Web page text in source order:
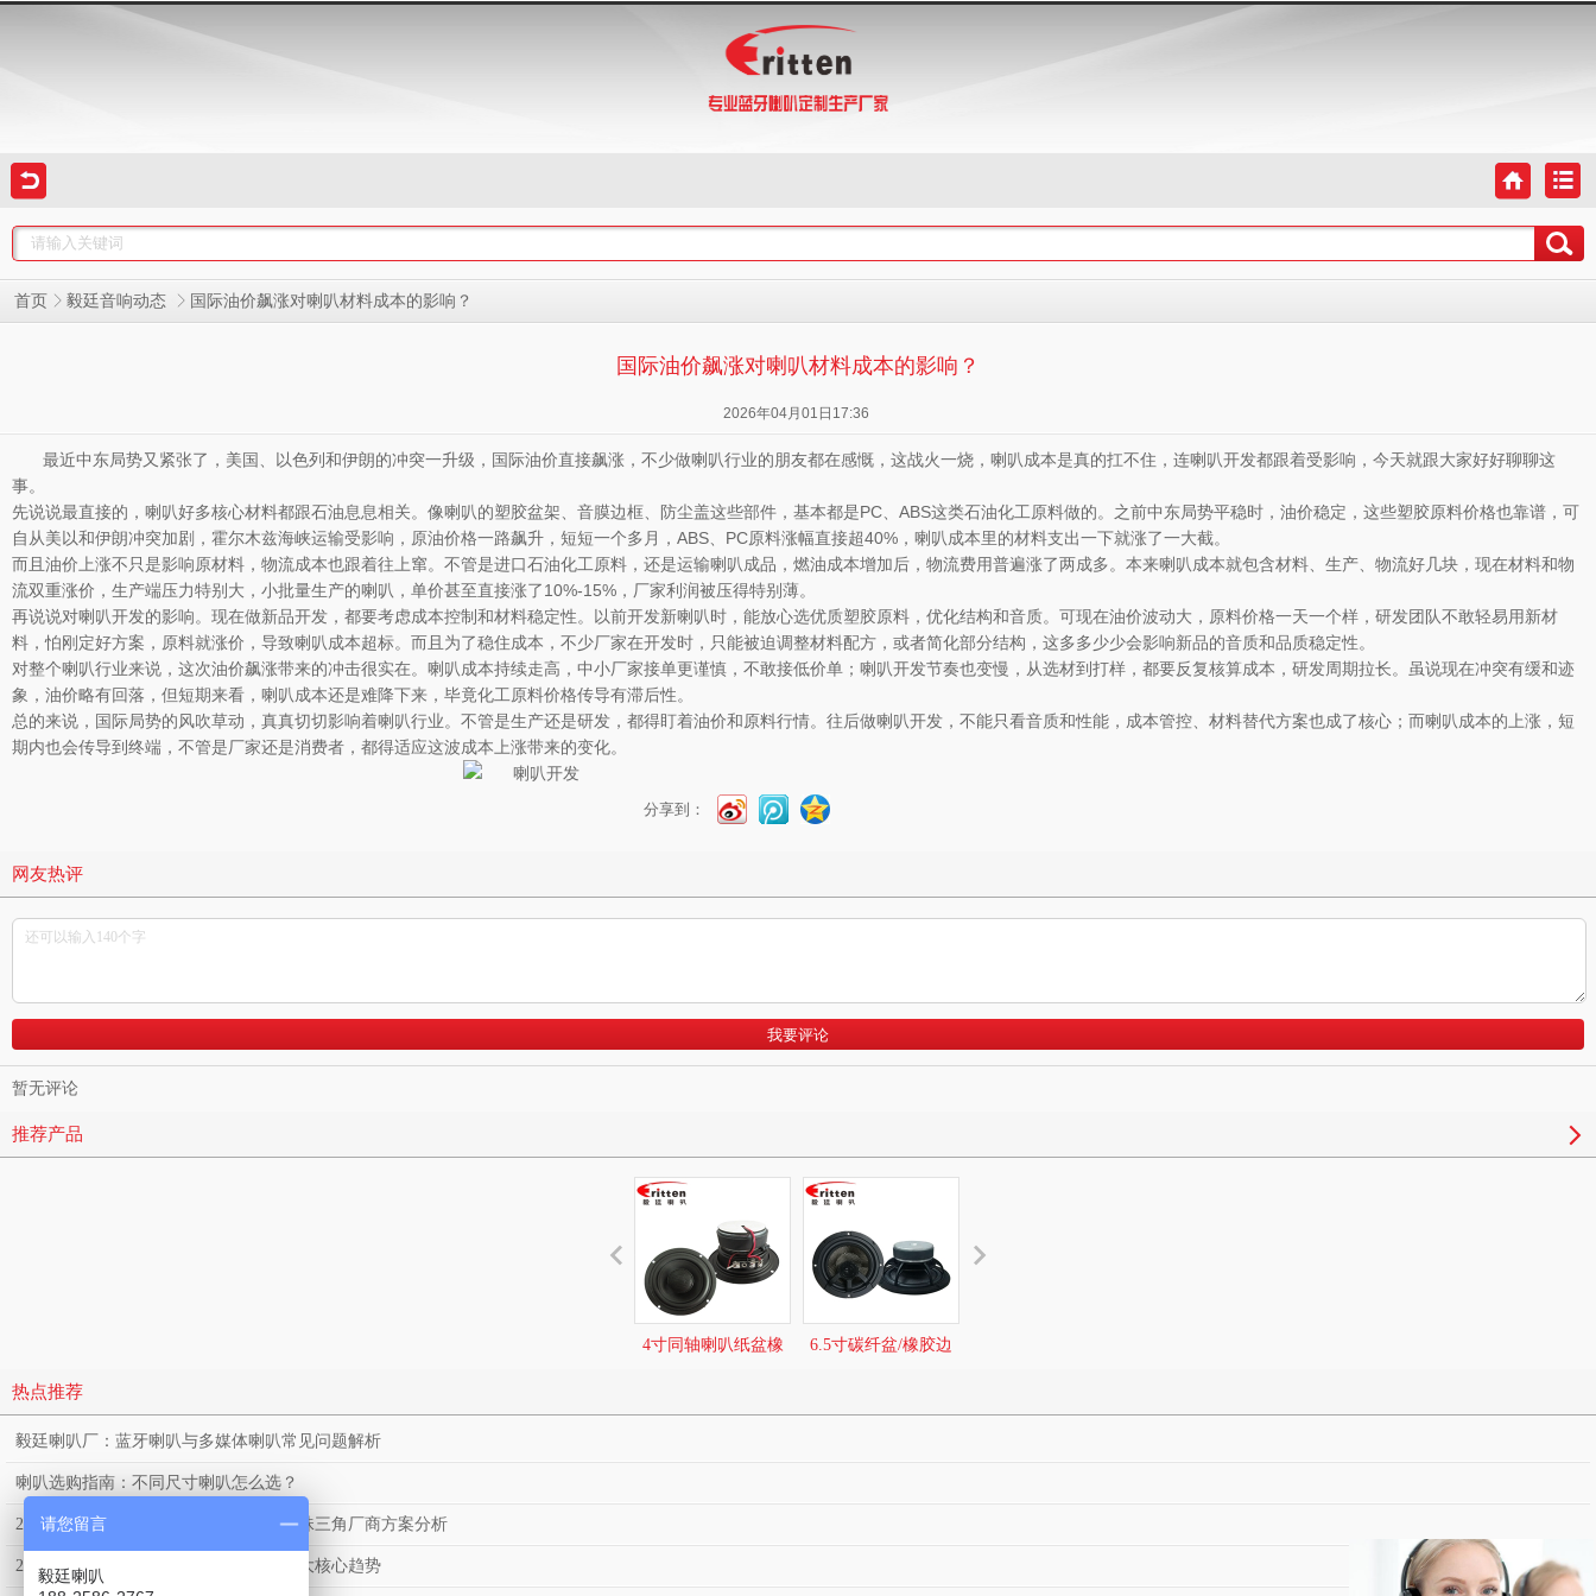
首页 毅廷音响动态 国际油价飙涨对喇叭材料成本的影响？
国际油价飙涨对喇叭材料成本的影响？
2026年04月01日17:36
最近中东局势又紧张了，美国、以色列和伊朗的冲突一升级，国际油价直接飙涨，不少做喇叭行业的朋友都在感慨，这战火一烧，喇叭成本是真的扛不住，连喇叭开发都跟着受影响，今天就跟大家好好聊聊这
事。
先说说最直接的，喇叭好多核心材料都跟石油息息相关。像喇叭的塑胶盆架、音膜边框、防尘盖这些部件，基本都是PC、ABS这类石油化工原料做的。之前中东局势平稳时，油价稳定，这些塑胶原料价格也靠谱，可
自从美以和伊朗冲突加剧，霍尔木兹海峡运输受影响，原油价格一路飙升，短短一个多月，ABS、PC原料涨幅直接超40%，喇叭成本里的材料支出一下就涨了一大截。
而且油价上涨不只是影响原材料，物流成本也跟着往上窜。不管是进口石油化工原料，还是运输喇叭成品，燃油成本增加后，物流费用普遍涨了两成多。本来喇叭成本就包含材料、生产、物流好几块，现在材料和物
流双重涨价，生产端压力特别大，小批量生产的喇叭，单价甚至直接涨了10%-15%，厂家利润被压得特别薄。
再说说对喇叭开发的影响。现在做新品开发，都要考虑成本控制和材料稳定性。以前开发新喇叭时，能放心选优质塑胶原料，优化结构和音质。可现在油价波动大，原料价格一天一个样，研发团队不敢轻易用新材
料，怕刚定好方案，原料就涨价，导致喇叭成本超标。而且为了稳住成本，不少厂家在开发时，只能被迫调整材料配方，或者简化部分结构，这多多少少会影响新品的音质和品质稳定性。
对整个喇叭行业来说，这次油价飙涨带来的冲击很实在。喇叭成本持续走高，中小厂家接单更谨慎，不敢接低价单；喇叭开发节奏也变慢，从选材到打样，都要反复核算成本，研发周期拉长。虽说现在冲突有缓和迹
象，油价略有回落，但短期来看，喇叭成本还是难降下来，毕竟化工原料价格传导有滞后性。
总的来说，国际局势的风吹草动，真真切切影响着喇叭行业。不管是生产还是研发，都得盯着油价和原料行情。往后做喇叭开发，不能只看音质和性能，成本管控、材料替代方案也成了核心；而喇叭成本的上涨，短
期内也会传导到终端，不管是厂家还是消费者，都得适应这波成本上涨带来的变化。
分享到：
网友热评
暂无评论
推荐产品
4寸同轴喇叭纸盆橡 6.5寸碳纤盆/橡胶边
热点推荐
毅廷喇叭厂：蓝牙喇叭与多媒体喇叭常见问题解析
喇叭选购指南：不同尺寸喇叭怎么选？
2026年扬声器深度选型：不同需求下的珠三角厂商方案分析
2026年蓝牙喇叭市场分析：行业发展三大核心趋势
请您留言
毅廷喇叭